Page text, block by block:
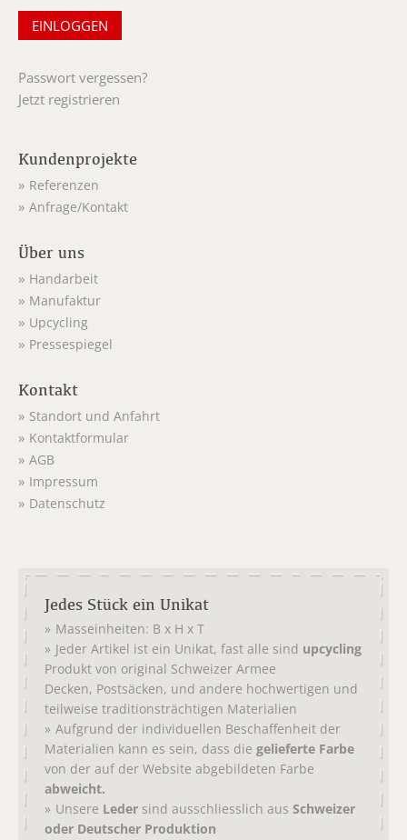
Passwort vergessen?
Jetzt registrieren
Kundenprojekte
Referenzen
Anfrage/Kontakt
Über uns
Handarbeit
Manufaktur
Upcycling
Pressespiegel
Kontakt
Standort und Anfahrt
Kontaktformular
AGB
Impressum
Datenschutz
Jedes Stück ein Unikat
Masseinheiten: B x H x T
Jeder Artikel ist ein Unikat, fast alle sind upcycling
Produkt von original Schweizer Armee
Decken, Postsäcken, und andere hochwertigen und
teilweise traditionsträchtigen Materialien
Aufgrund der individuellen Beschaffenheit der
Materialien kann es sein, dass die gelieferte Farbe
von der auf der Website abgebildeten Farbe
abweicht.
Unsere Leder sind ausschliesslich aus Schweizer
oder Deutscher Produktion